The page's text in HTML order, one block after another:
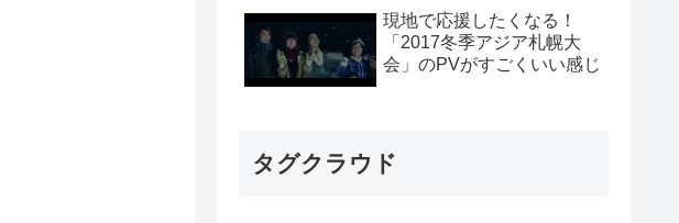
現地で応援したくなる！
「2017冬季アジア札幌大
会」のPVがすごくいい感じ
タグクラウド